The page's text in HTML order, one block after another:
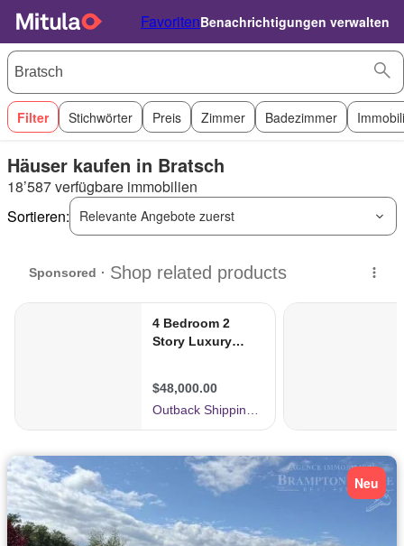
FavoritenBenachrichtigungen verwalten
Filter Stichwörter Preis Zimmer Badezimmer
Häuser kaufen in Bratsch
18’587 verfügbare immobilien
Sortieren:
Relevante Angebote zuerst
Neu